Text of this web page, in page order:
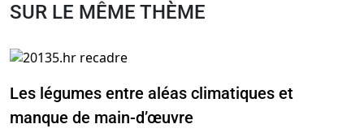
SUR LE MÊME THÈME
Les légumes entre aléas climatiques et
manque de main-d’œuvre